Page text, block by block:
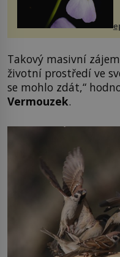
Takový masivní
životní prostředí ve
se mohlo zdát,“
Vermouzek.